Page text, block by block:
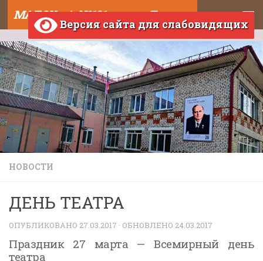
Skip to content МАДОУ д/с №121 города Тюмени
Версия сайта для слабовидящих
НОВОСТИ
ДЕНЬ ТЕАТРА
ОПУБЛИКОВАНО 27.03.2017 · ОБНОВЛЕНО 24.03.2017
Праздник 27 марта — Всемирный день
театра